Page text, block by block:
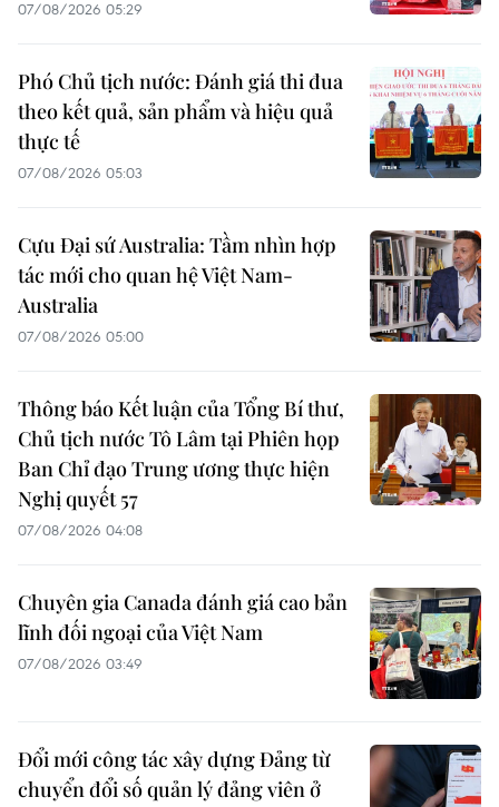
07/08/2026 05:29
Phó Chủ tịch nước: Đánh giá thi đua
theo kết quả, sản phẩm và hiệu quả
thực tế
07/08/2026 05:03
Cựu Đại sứ Australia: Tầm nhìn hợp
tác mới cho quan hệ Việt Nam-
Australia
07/08/2026 05:00
Thông báo Kết luận của Tổng Bí thư,
Chủ tịch nước Tô Lâm tại Phiên họp
Ban Chỉ đạo Trung ương thực hiện
Nghị quyết 57
07/08/2026 04:08
Chuyên gia Canada đánh giá cao bản
lĩnh đối ngoại của Việt Nam
07/08/2026 03:49
Đổi mới công tác xây dựng Đảng từ
chuyển đổi số quản lý đảng viên ở